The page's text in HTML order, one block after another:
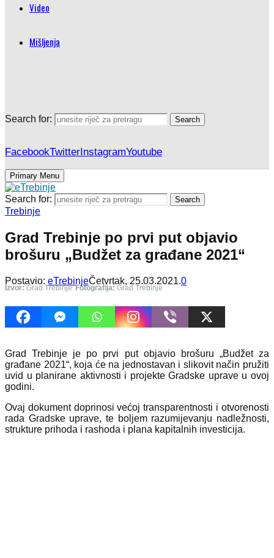
Video
Mišljenja
Search for: Search
FacebookTwitterInstagramYoutube
Primary Menu
Search for: Search
Trebinje
Grad Trebinje po prvi put objavio
brošuru „Budžet za građane 2021“
Postavio: eTrebinjeČetvrtak, 25.03.2021.0
Izvor: Grad Trebinje Fotografija: Grad Trebinje
Grad Trebinje je po prvi put objavio brošuru „Budžet za
građane 2021“, koja će na jednostavan i slikovit način pružiti
uvid u planirane aktivnosti i projekte Gradske uprave u ovoj
godini.
Ovaj dokument doprinosi većoj transparentnosti i otvorenosti
rada Gradske uprave, te boljem razumijevanju nadležnosti,
strukture prihoda i rashoda i plana kapitalnih investicija.